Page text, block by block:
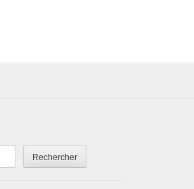
Rechercher